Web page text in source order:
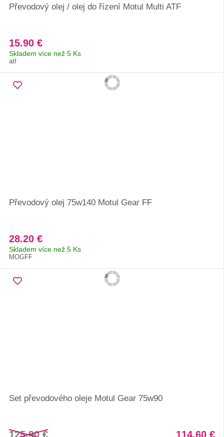
Převodový olej / olej do řízení Motul Multi ATF
15.90 €
Skladem více než 5 Ks
atf
Převodový olej 75w140 Motul Gear FF
28.20 €
Skladem více než 5 Ks
MOGFF
Set převodového oleje Motul Gear 75w90
125.90 € 114.60 €